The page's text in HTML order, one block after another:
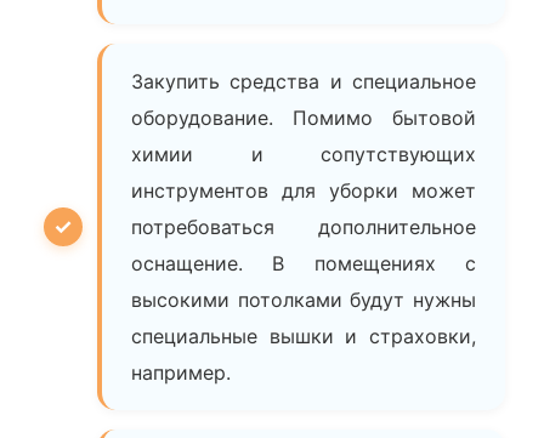
Закупить средства и специальное
оборудование. Помимо бытовой
химии и сопутствующих
инструментов для уборки может
потребоваться дополнительное
оснащение. В помещениях с
высокими потолками будут нужны
специальные вышки и страховки,
например.